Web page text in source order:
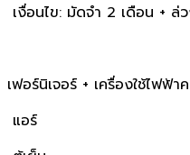
เงื่อนไข: มัดจำ 2 เดือน + ล่
เฟอร์นิเจอร์ + เครื่องใช้ไฟฟ้
แอร์